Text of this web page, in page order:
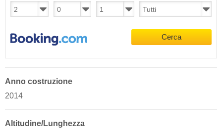
Cerca
Anno costruzione
2014
Altitudine/Lunghezza